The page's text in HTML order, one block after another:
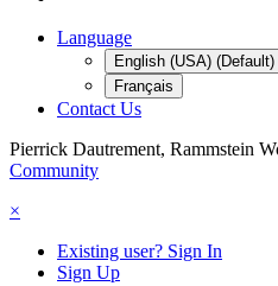
Language
English (USA) (Default)
Français
Contact Us
Pierrick Dautrement, Rammstein
Community
×
Existing user? Sign In
Sign Up